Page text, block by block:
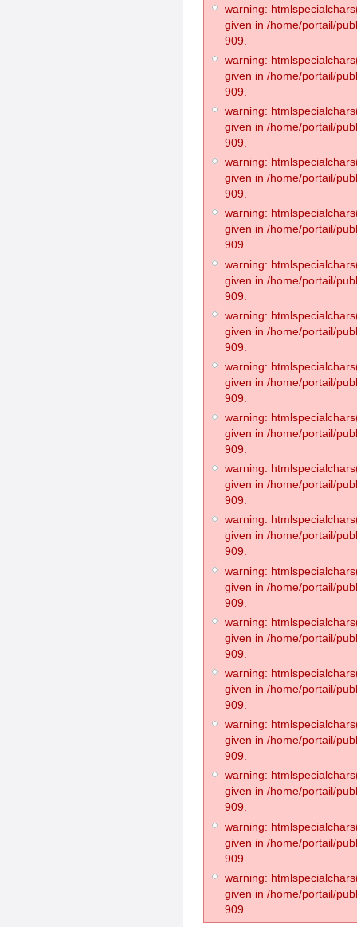
warning:
given in /home/portail/
909.
warning:
given in /home/portail/
909.
warning:
given in /home/portail/
909.
warning:
given in /home/portail/
909.
warning:
given in /home/portail/
909.
warning:
given in /home/portail/
909.
warning:
given in /home/portail/
909.
warning:
given in /home/portail/
909.
warning:
given in /home/portail/
909.
warning:
given in /home/portail/
909.
warning:
given in /home/portail/
909.
warning:
given in /home/portail/
909.
warning:
given in /home/portail/
909.
warning:
given in /home/portail/
909.
warning:
given in /home/portail/
909.
warning:
given in /home/portail/
909.
warning:
given in /home/portail/
909.
warning:
given in /home/portail/
909.